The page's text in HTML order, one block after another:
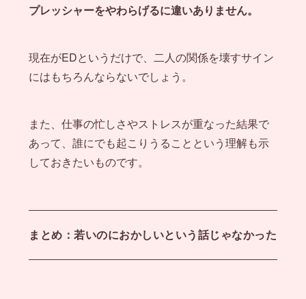
プレッシャーをやわらげるに違いありません。
現在がEDというだけで、二人の関係を壊すサイン
にはもちろんならないでしょう。
また、仕事の忙しさやストレスが重なった結果で
あって、誰にでも起こりうることという理解も示
しておきたいものです。
まとめ：若いのにおかしいという話じゃなかった